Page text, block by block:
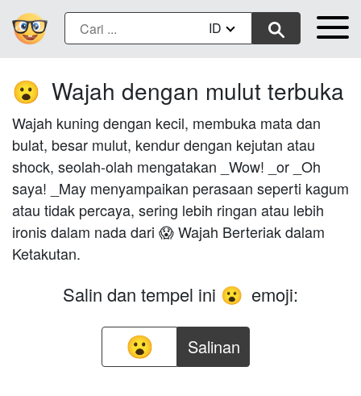
ID
😮 Wajah dengan mulut terbuka
Wajah kuning dengan kecil, membuka mata dan
bulat, besar mulut, kendur dengan kejutan atau
shock, seolah-olah mengatakan _Wow! _or _Oh
saya! _May menyampaikan perasaan seperti kagum
atau tidak percaya, sering lebih ringan atau lebih
ironis dalam nada dari 😱 Wajah Berteriak dalam
Ketakutan.
Salin dan tempel ini 😮 emoji:
Salinan